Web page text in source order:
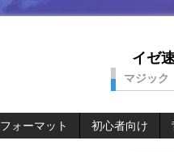
イゼ
マジック
フォーマット 初心者向け